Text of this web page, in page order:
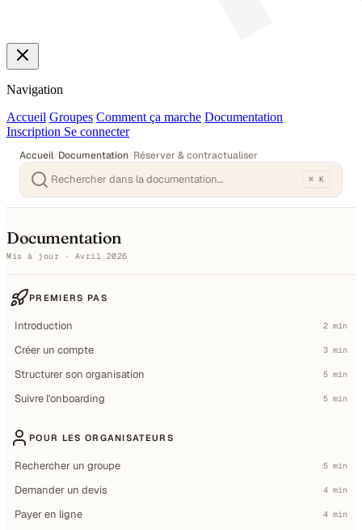
Navigation
Accueil Groupes Comment ça marche Documentation
Inscription Se connecter
Accueil/Documentation/Réserver & contractualiser
⌘ K
Documentation
Mis à jour · Avril 2026
PREMIERS PAS
Introduction 2 min
Créer un compte 3 min
Structurer son organisation 5 min
Suivre l'onboarding 5 min
POUR LES ORGANISATEURS
Rechercher un groupe 5 min
Demander un devis 4 min
Payer en ligne 4 min